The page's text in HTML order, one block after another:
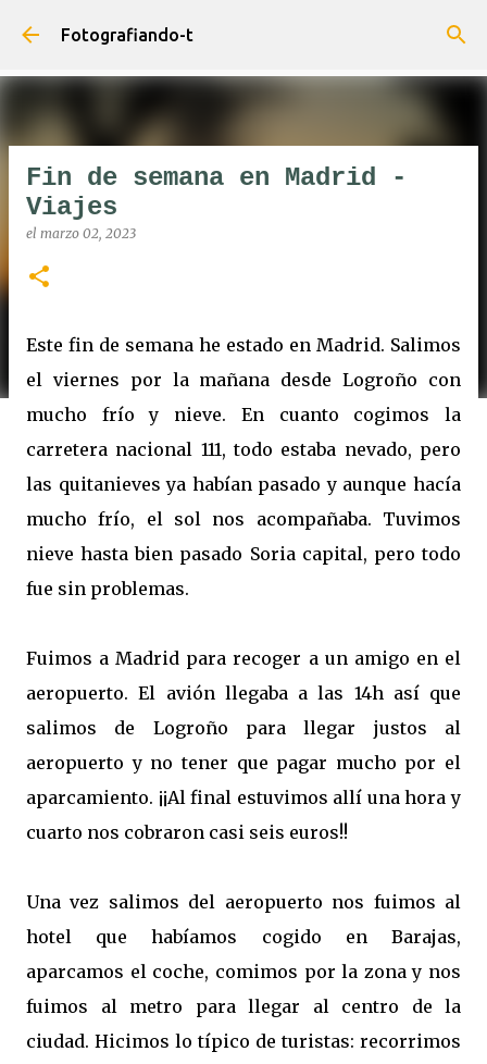
Ir al contenido principal
Fotografiando-t
Fin de semana en Madrid -
Viajes
el marzo 02, 2023
Este fin de semana he estado en Madrid. Salimos
el viernes por la mañana desde Logroño con
mucho frío y nieve. En cuanto cogimos la
carretera nacional 111, todo estaba nevado, pero
las quitanieves ya habían pasado y aunque hacía
mucho frío, el sol nos acompañaba. Tuvimos
nieve hasta bien pasado Soria capital, pero todo
fue sin problemas.
Fuimos a Madrid para recoger a un amigo en el
aeropuerto. El avión llegaba a las 14h así que
salimos de Logroño para llegar justos al
aeropuerto y no tener que pagar mucho por el
aparcamiento. ¡¡Al final estuvimos allí una hora y
cuarto nos cobraron casi seis euros!!
Una vez salimos del aeropuerto nos fuimos al
hotel que habíamos cogido en Barajas,
aparcamos el coche, comimos por la zona y nos
fuimos al metro para llegar al centro de la
ciudad. Hicimos lo típico de turistas: recorrimos